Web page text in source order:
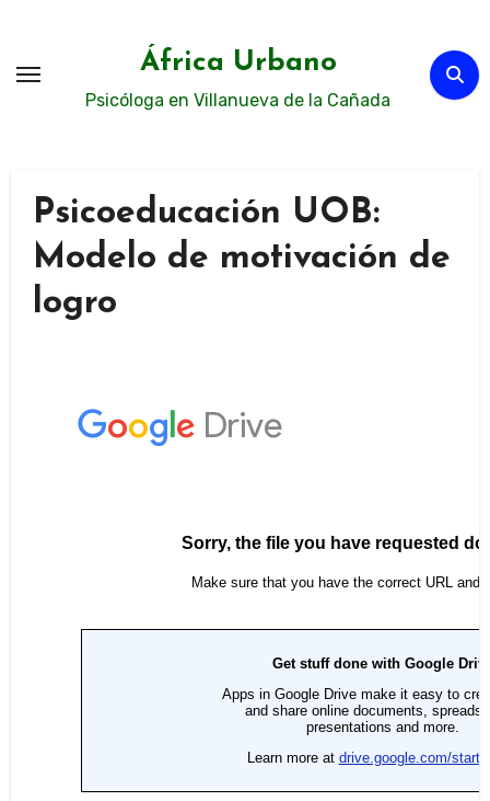
contenido
África Urbano
Psicóloga en Villanueva de la Cañada
Psicoeducación UOB:
Modelo de motivación de
logro